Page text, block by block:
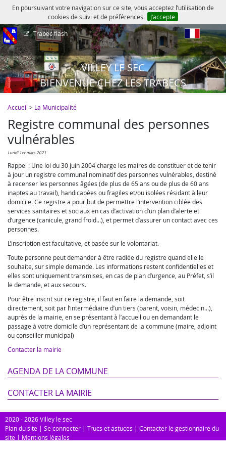
En poursuivant votre navigation sur ce site, vous acceptez l’utilisation de
cookies de suivi et de préférences
J’accepte
Trabec flash
VILLEY LE SEC
BIENVENUE CHEZ LES TRABECS
Accueil > La Municipalité
Registre communal des personnes
vulnérables
lundi 1er mars 2021
Rappel : Une loi du 30 juin 2004 charge les maires de constituer et de tenir
à jour un registre communal nominatif des personnes vulnérables, destiné
à recenser les personnes âgées (de plus de 65 ans ou de plus de 60 ans
inaptes au travail), handicapées ou fragiles et/ou isolées résidant à leur
domicile. Ce registre a pour but de permettre l’intervention ciblée des
services sanitaires et sociaux en cas d’activation d’un plan d’alerte et
d’urgence (canicule, grand froid...), et permet d’assurer un contact avec ces
personnes.
L’inscription est facultative, et basée sur le volontariat.
Toute personne peut demander à être radiée du registre quand elle le
souhaite, sur simple demande. Les informations restent confidentielles et
elles sont uniquement transmises, en cas de plan d’urgence, au Préfet, s’il
le demande, et aux secours.
Pour être inscrit sur ce registre, il faut en faire la demande, soit
directement, soit par l’intermédiaire d’un tiers (parent, voisin, médecin...),
auprès de la mairie, en se présentant à l’accueil ou en demandant le
passage à votre domicile d’un représentant de la commune (maire, adjoint
ou conseiller municipal)
Contacter la mairie
AGENDA DE LA COMMUNE
CONTACTER LA MAIRIE
2020 - 2026 Villey le sec
Plan du site | Se connecter | Trucs et astuces | Contacter le gestionnaire du
site | Mentions légales